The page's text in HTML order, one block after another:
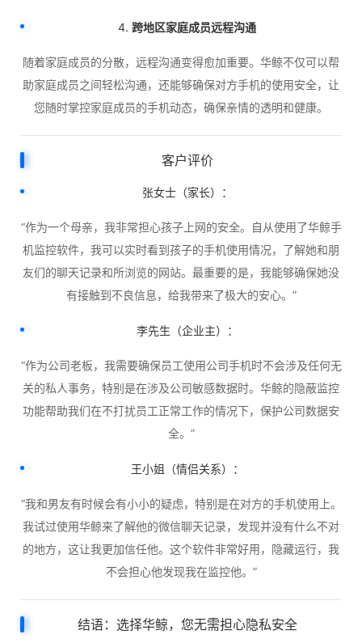
4. 跨地区家庭成员远程沟通
随着家庭成员的分散，远程沟通变得愈加重要。华鲸不仅可以帮
助家庭成员之间轻松沟通，还能够确保对方手机的使用安全，让
您随时掌控家庭成员的手机动态，确保亲情的透明和健康。
客户评价
张女士（家长）：
“作为一个母亲，我非常担心孩子上网的安全。自从使用了华鲸手
机监控软件，我可以实时看到孩子的手机使用情况，了解她和朋
友们的聊天记录和所浏览的网站。最重要的是，我能够确保她没
有接触到不良信息，给我带来了极大的安心。”
李先生（企业主）：
“作为公司老板，我需要确保员工使用公司手机时不会涉及任何无
关的私人事务，特别是在涉及公司敏感数据时。华鲸的隐蔽监控
功能帮助我们在不打扰员工正常工作的情况下，保护公司数据安
全。”
王小姐（情侣关系）：
“我和男友有时候会有小小的疑虑，特别是在对方的手机使用上。
我试过使用华鲸来了解他的微信聊天记录，发现并没有什么不对
的地方，这让我更加信任他。这个软件非常好用，隐藏运行，我
不会担心他发现我在监控他。”
结语：选择华鲸，您无需担心隐私安全